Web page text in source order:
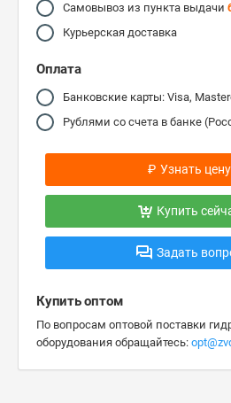
Самовывоз из пункта выдачи
Курьерская доставка
Оплата
Банковские карты: Visa,
Рублями со счета в банке
₽ Узнать цену
Купить
Задать
Купить оптом
По вопросам оптовой поставки
оборудования обращайтесь: